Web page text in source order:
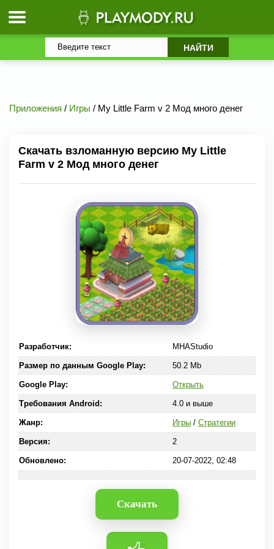
Приложения / Игры / My Little Farm v 2 Мод много денег
Скачать взломанную версию My Little
Farm v 2 Мод много денег
Разработчик: MHAStudio
Размер по данным Google Play: 50.2 Mb
Google Play: Открыть
Требования Android: 4.0 и выше
Жанр: Игры/ Стратегии
Версия: 2
Обновлено: 20-07-2022, 02:48
Скачать